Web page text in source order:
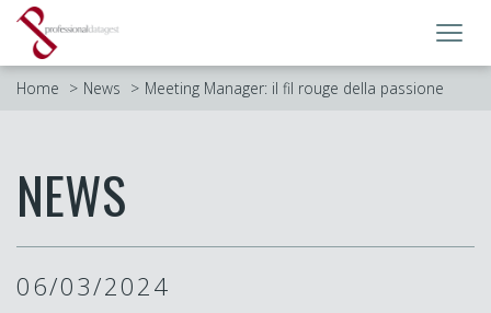
Home News Meeting Manager: il fil rouge della passione
NEWS
06/03/2024